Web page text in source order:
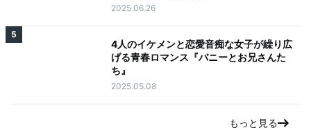
2025.06.26
5
4人のイケメンと恋愛音痴な女子が繰り広
げる青春ロマンス『バニーとお兄さんた
ち』
2025.05.08
もっと見る